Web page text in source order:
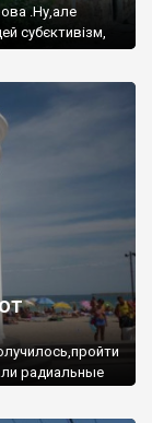
.Ну,але
субєктивізм,
радиальные